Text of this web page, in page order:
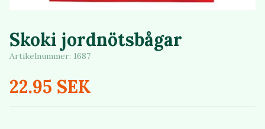
Skoki jordnötsbågar
Artikelnummer: 1687
22.95 SEK